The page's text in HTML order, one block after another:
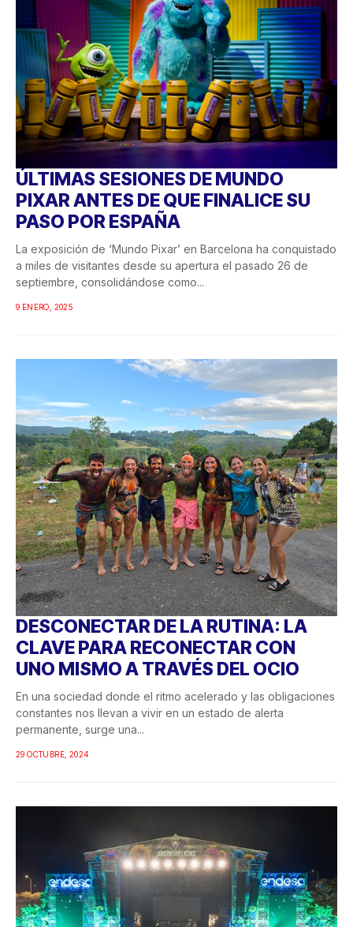
ÚLTIMAS SESIONES DE MUNDO
PIXAR ANTES DE QUE FINALICE SU
PASO POR ESPAÑA
La exposición de ‘Mundo Pixar’ en Barcelona ha conquistado
a miles de visitantes desde su apertura el pasado 26 de
septiembre, consolidándose como...
9 ENERO, 2025
DESCONECTAR DE LA RUTINA: LA
CLAVE PARA RECONECTAR CON
UNO MISMO A TRAVÉS DEL OCIO
En una sociedad donde el ritmo acelerado y las obligaciones
constantes nos llevan a vivir en un estado de alerta
permanente, surge una...
29 OCTUBRE, 2024